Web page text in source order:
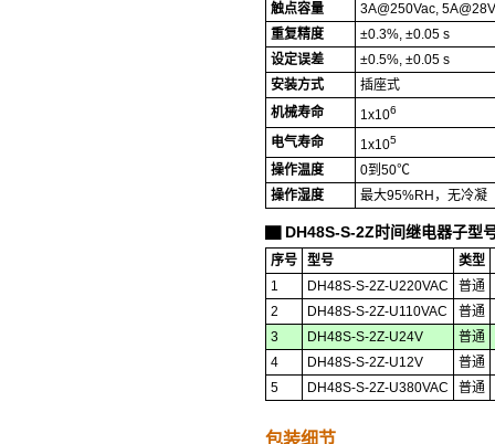
触点容量
3A@250Vac,
重复精度
±0.3%, ±0.05 s
设定误差
±0.5%, ±0.05 s
安装方式
插座式
机械寿命
1x106
电气寿命 1x105
操作温度
0到50℃
操作湿度
最大95%RH，无冷凝
DH48S-S-2Z时间继电器子型
序号 型号
类型
1
DH48S-S-2Z-U220VAC
普通
2
DH48S-S-2Z-U110VAC
普通
3
DH48S-S-2Z-U24V
普通
4
DH48S-S-2Z-U12V
普通
5
DH48S-S-2Z-U380VAC 普通
包装细节